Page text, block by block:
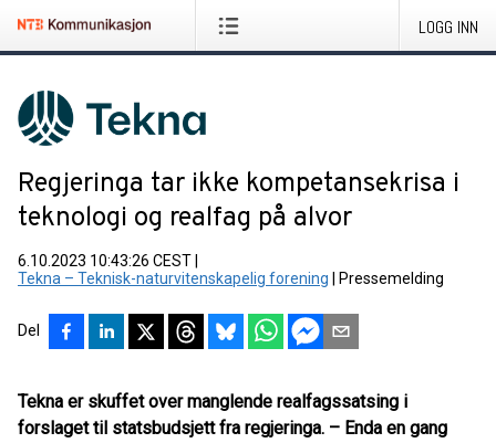
LOGG INN
Regjeringa tar ikke kompetansekrisa i
teknologi og realfag på alvor
6.10.2023 10:43:26 CEST
Tekna – Teknisk-naturvitenskapelig forening
Pressemelding
Del
Tekna er skuffet over manglende realfagssatsing i
forslaget til statsbudsjett fra regjeringa. – Enda en gang